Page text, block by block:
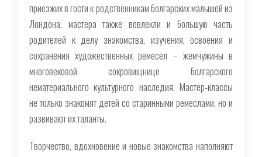
приезжих в гости к родственникам болгарских малышей из
Лондона, мастера также вовлекли и большую часть
родителей к делу знакомства, изучения, освоения и
сохранения художественных ремесел – жемчужины в
многовековой сокровищнице болгарского
нематериального культурного наследия. Мастер-классы
не только знакомят детей со старинными ремеслами, но и
развивают их таланты.
Творчество, вдохновение и новые знакомства наполняют